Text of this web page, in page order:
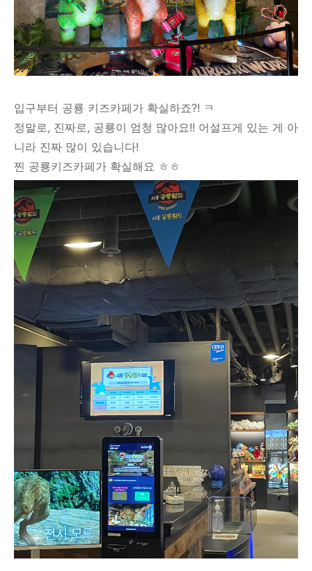
입구부터 공룡 키즈카페가 확실하죠?! ㅋ
정말로, 진짜로, 공룡이 엄청 많아요!! 어설프게 있는 게 아
니라 진짜 많이 있습니다!
찐 공룡키즈카페가 확실해요 ㅎㅎ